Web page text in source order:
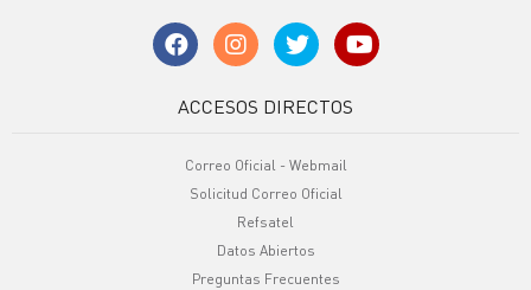
ACCESOS DIRECTOS
Correo Oficial - Webmail
Solicitud Correo Oficial
Refsatel
Datos Abiertos
Preguntas Frecuentes